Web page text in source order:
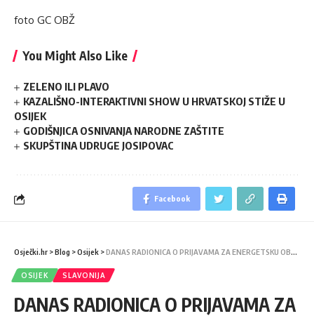
foto GC OBŽ
You Might Also Like
ZELENO ILI PLAVO
KAZALIŠNO-INTERAKTIVNI SHOW U HRVATSKOJ STIŽE U
OSIJEK
GODIŠNJICA OSNIVANJA NARODNE ZAŠTITE
SKUPŠTINA UDRUGE JOSIPOVAC
Facebook
Osječki.hr >Blog >Osijek >DANAS RADIONICA O PRIJAVAMA ZA ENERGETSKU OBNOVU
OSIJEK SLAVONIJA
DANAS RADIONICA O PRIJAVAMA ZA